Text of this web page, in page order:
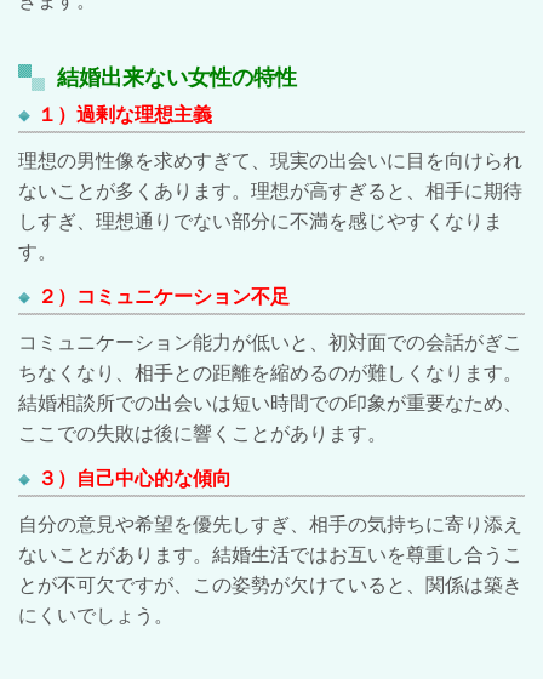
結婚出来ない女性の特性
１）過剰な理想主義
理想の男性像を求めすぎて、現実の出会いに目を向けられ
ないことが多くあります。理想が高すぎると、相手に期待
しすぎ、理想通りでない部分に不満を感じやすくなりま
す。
２）コミュニケーション不足
コミュニケーション能力が低いと、初対面での会話がぎこ
ちなくなり、相手との距離を縮めるのが難しくなります。
結婚相談所での出会いは短い時間での印象が重要なため、
ここでの失敗は後に響くことがあります。
３）自己中心的な傾向
自分の意見や希望を優先しすぎ、相手の気持ちに寄り添え
ないことがあります。結婚生活ではお互いを尊重し合うこ
とが不可欠ですが、この姿勢が欠けていると、関係は築き
にくいでしょう。